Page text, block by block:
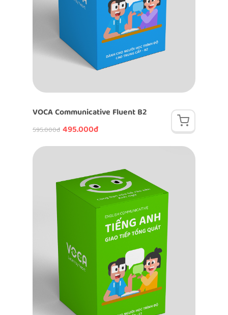
VOCA Communicative Fluent B2
595.000đ 495.000đ